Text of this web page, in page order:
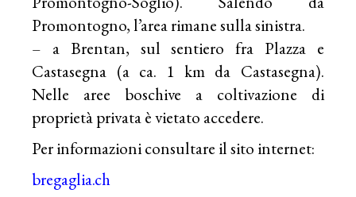
Promontogno, l’area rimane sulla sinistra.
– a Brentan, sul sentiero fra Plazza e
Castasegna (a ca. 1 km da Castasegna).
Nelle aree boschive a coltivazione di
proprietà privata è vietato accedere.
Per informazioni consultare il sito internet:
bregaglia.ch